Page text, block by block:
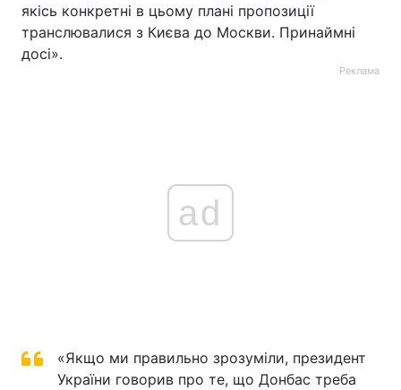
якісь конкретні в цьому плані пропозиції
транслювалися з Києва до Москви. Принаймні
досі».
Реклама
ad
«Якщо ми правильно зрозуміли, президент
України говорив про те, що Донбас треба